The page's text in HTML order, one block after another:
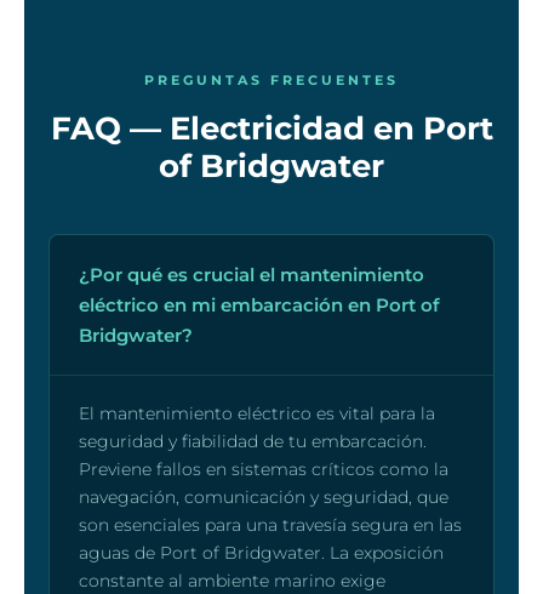
PREGUNTAS FRECUENTES
FAQ — Electricidad en Port
of Bridgwater
¿Por qué es crucial el mantenimiento
eléctrico en mi embarcación en Port of
Bridgwater?
El mantenimiento eléctrico es vital para la
seguridad y fiabilidad de tu embarcación.
Previene fallos en sistemas críticos como la
navegación, comunicación y seguridad, que
son esenciales para una travesía segura en las
aguas de Port of Bridgwater. La exposición
constante al ambiente marino exige